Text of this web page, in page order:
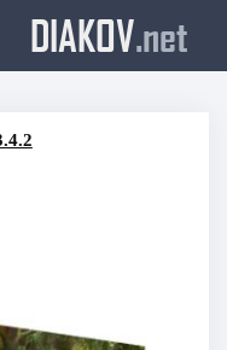
DIAKOV.net